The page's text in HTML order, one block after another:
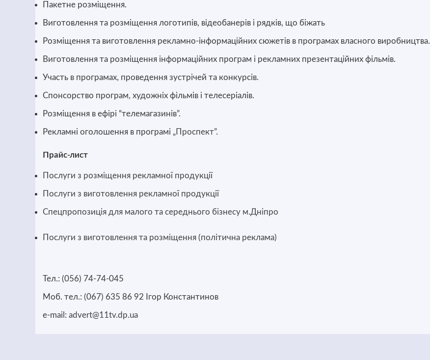
Пакетне розміщення.
Виготовлення та розміщення логотипів, відеобанерів і рядків, що біжать
Розміщення та виготовлення рекламно-інформаційних сюжетів в програмах власного виробництва.
Виготовлення та розміщення інформаційних програм і рекламних презентаційних фільмів.
Участь в програмах, проведення зустрічей та конкурсів.
Спонсорство програм, художніх фільмів і телесеріалів.
Розміщення в ефірі “телемагазинів”.
Рекламні оголошення в програмі „ Проспект”.
Прайс-лист
Послуги з розміщення рекламної продукції
Послуги з виготовлення рекламної продукції
Спецпропозиція для малого та середнього бізнесу м.Дніпро
Послуги з виготовлення та розміщення (політична реклама)
Тел.: (056) 74-74-045
Моб. тел.: (067) 635 86 92 Ігор Константинов
e-mail: advert@11tv.dp.ua